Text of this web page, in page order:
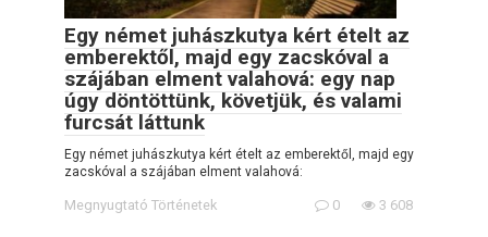
Egy német juhászkutya kért ételt az
emberektől, majd egy zacskóval a
szájában elment valahová: egy nap
úgy döntöttünk, követjük, és valami
furcsát láttunk
Egy német juhászkutya kért ételt az emberektől, majd egy
zacskóval a szájában elment valahová:
Megnyugtató Történetek 0 3 608